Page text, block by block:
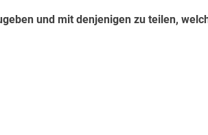
und mit denjenigen zu teilen,